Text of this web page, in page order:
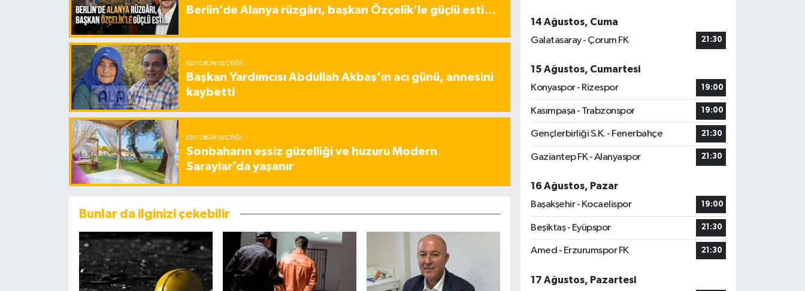
Berlin’de Alanya rüzgârı, başkan Özçelik’le güçlü esti…
EDITÖRÜN SEÇTIĞI
Başkan Yardımcısı Abdullah Akbaş’ın acı günü, annesini
kaybetti
EDITÖRÜN SEÇTIĞI
Sonbaharın eşsiz güzelliği ve huzuru Modern
Saraylar’da yaşanır
Bunlar da ilginizi çekebilir
14 Ağustos, Cuma
Galatasaray - Çorum FK
21:30
15 Ağustos, Cumartesi
Konyaspor - Rizespor
19:00
Kasımpaşa - Trabzonspor 19:00
Gençlerbirliği S.K. - Fenerbahçe 21:30
Gaziantep FK - Alanyaspor 21:30
16 Ağustos, Pazar
Başakşehir - Kocaelispor
19:00
Beşiktaş - Eyüpspor 21:30
Amed - Erzurumspor FK 21:30
17 Ağustos, Pazartesi